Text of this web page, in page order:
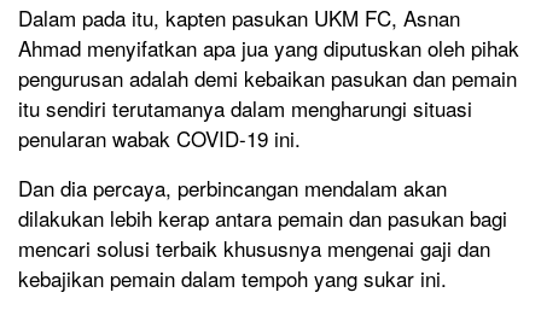
Dalam pada itu, kapten pasukan UKM FC, Asnan
Ahmad menyifatkan apa jua yang diputuskan oleh pihak
pengurusan adalah demi kebaikan pasukan dan pemain
itu sendiri terutamanya dalam mengharungi situasi
penularan wabak COVID-19 ini.
Dan dia percaya, perbincangan mendalam akan
dilakukan lebih kerap antara pemain dan pasukan bagi
mencari solusi terbaik khususnya mengenai gaji dan
kebajikan pemain dalam tempoh yang sukar ini.